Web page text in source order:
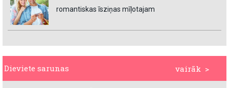
romantiskas īsziņas mīļotajam
vairāk >
Dieviete sarunas